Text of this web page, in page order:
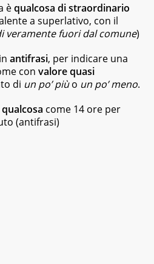
èqualcosa di straordinario
a superlativo, con il
veramente fuori dal comune)
antifrasi, per indicare una
con valore quasi
di un po’ piùo un po’ meno.
qualcosa come 14 ore per
(antifrasi)